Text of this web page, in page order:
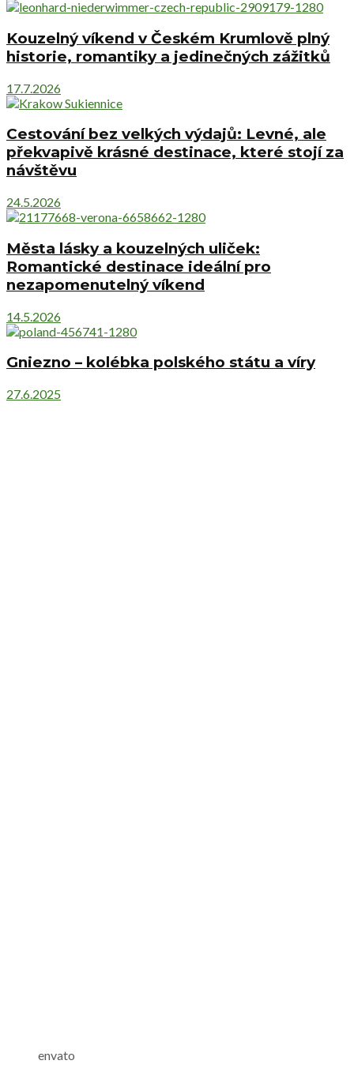
Kouzelný víkend v Českém Krumlově plný
historie, romantiky a jedinečných zážitků
17.7.2026
Cestování bez velkých výdajů: Levné, ale
překvapivě krásné destinace, které stojí za
návštěvu
24.5.2026
Města lásky a kouzelných uliček:
Romantické destinace ideální pro
nezapomenutelný víkend
14.5.2026
Gniezno – kolébka polského státu a víry
27.6.2025
envato